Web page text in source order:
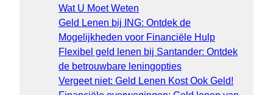
Wat U Moet Weten
Geld Lenen bij ING: Ontdek de
Mogelijkheden voor Financiële Hulp
Flexibel geld lenen bij Santander: Ontdek
de betrouwbare leningopties
Vergeet niet: Geld Lenen Kost Ook Geld!